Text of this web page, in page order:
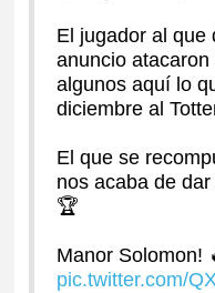
El jugador al que
anuncio
algunos aquí lo
diciembre al
El que se
nos acaba de
🏆
Manor Solomon!
pic.twitter.com/